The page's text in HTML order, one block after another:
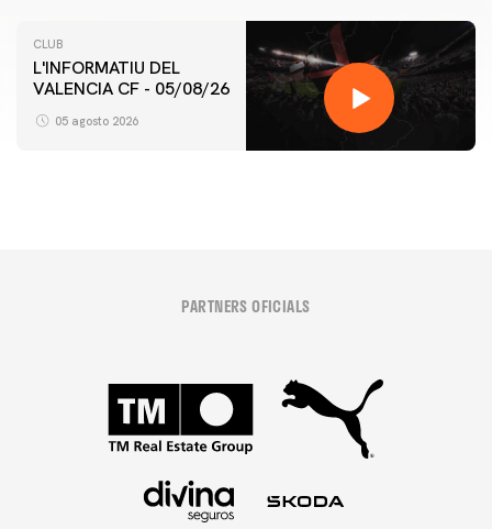
CLUB
L'INFORMATIU DEL
VALENCIA CF - 05/08/26
05 agosto 2026
PARTNERS OFICIALS